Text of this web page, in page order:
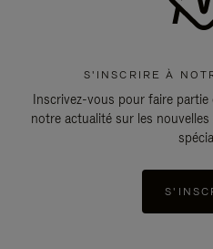
S'INSCRIRE À
Inscrivez-vous pour faire
notre actualité sur les